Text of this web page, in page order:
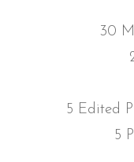
30
5 Edited
5